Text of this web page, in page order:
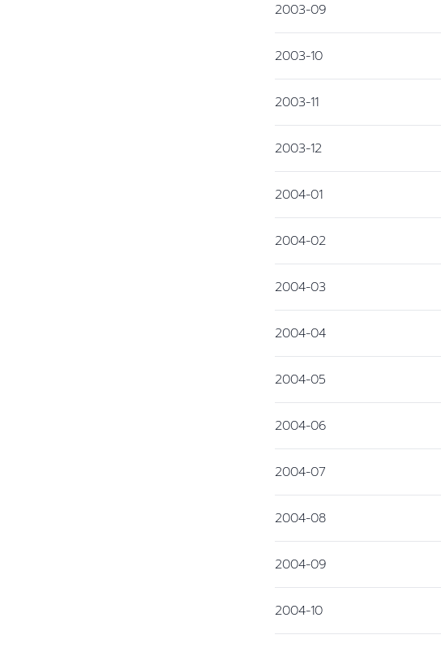
2003-09
2003-10
2003-11
2003-12
2004-01
2004-02
2004-03
2004-04
2004-05
2004-06
2004-07
2004-08
2004-09
2004-10